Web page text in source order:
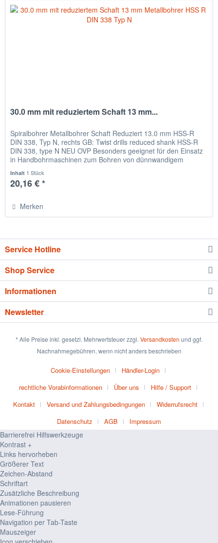
30.0 mm mit reduziertem Schaft 13 mm...
Spiralbohrer Metallbohrer Schaft Reduziert 13.0 mm HSS-R
DIN 338, Typ N, rechts GB: Twist drills reduced shank HSS-R
DIN 338, type N NEU OVP Besonders geeignet für den Einsatz
in Handbohrmaschinen zum Bohren von dünnwandigem
Inhalt 1 Stück
20,16 € *
Merken
Service Hotline
Shop Service
Informationen
Newsletter
* Alle Preise inkl. gesetzl. Mehrwertsteuer zzgl. Versandkosten und ggf.
Nachnahmegebühren, wenn nicht anders beschrieben
Cookie-Einstellungen
Händler-Login
rechtliche Vorabinformationen
Über uns
Hilfe / Support
Kontakt
Versand und Zahlungsbedingungen
Widerrufsrecht
Datenschutz
AGB Impressum
Barrierefrei Hilfswerkzeuge
Kontrast +
Links hervorheben
Größerer Text
Zeichen-Abstand
Schriftart
Zusätzliche Beschreibung
Animationen pausieren
Lese-Führung
Navigation per Tab-Taste
Mauszeiger